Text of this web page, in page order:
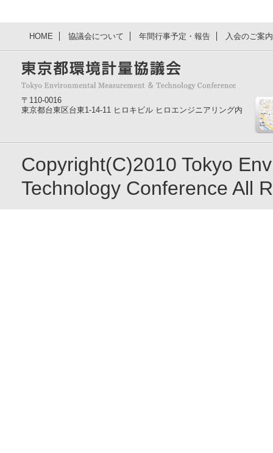
HOME 協議会について 年間行事予定・報告 入会のご案
〒110-0016
東京都台東区台東1-14-11 ヒロキビル ヒロエンジニアリング内
Copyright(C)2010 Tokyo
Technology Conference All